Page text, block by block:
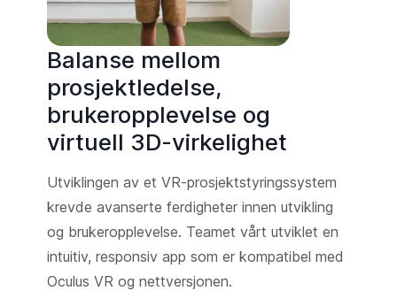
Balanse mellom
prosjektledelse,
brukeropplevelse og
virtuell 3D-virkelighet
Utviklingen av et VR-prosjektstyringssystem
krevde avanserte ferdigheter innen utvikling
og brukeropplevelse. Teamet vårt utviklet en
intuitiv, responsiv app som er kompatibel med
Oculus VR og nettversjonen.